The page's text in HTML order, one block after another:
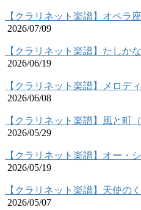
【クラリネット楽譜】オペラ
2026/07/09
【クラリネット楽譜】たしか
2026/06/19
【クラリネット楽譜】メロデ
2026/06/08
【クラリネット楽譜】風と町
2026/05/29
【クラリネット楽譜】オー・
2026/05/19
【クラリネット楽譜】天使の
2026/05/07